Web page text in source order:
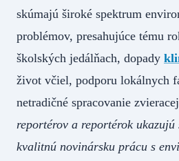
skúmajú široké spektrum
problémov, presahujúce tému
školských jedálňach, dopady
život včiel, podporu lokálnych
netradičné spracovanie
reportérov a reportérok
kvalitnú novinársku prácu s